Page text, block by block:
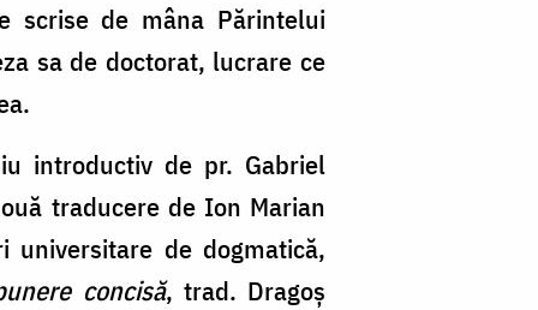
de mâna Părintelui
sa de doctorat, lucrare ce
introductiv de pr. Gabriel
traducere de Ion Marian
universitare de dogmatică,
concisă, trad. Dragoş